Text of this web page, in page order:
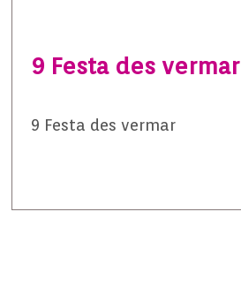
9 Festa des vermar
9 Festa des vermar